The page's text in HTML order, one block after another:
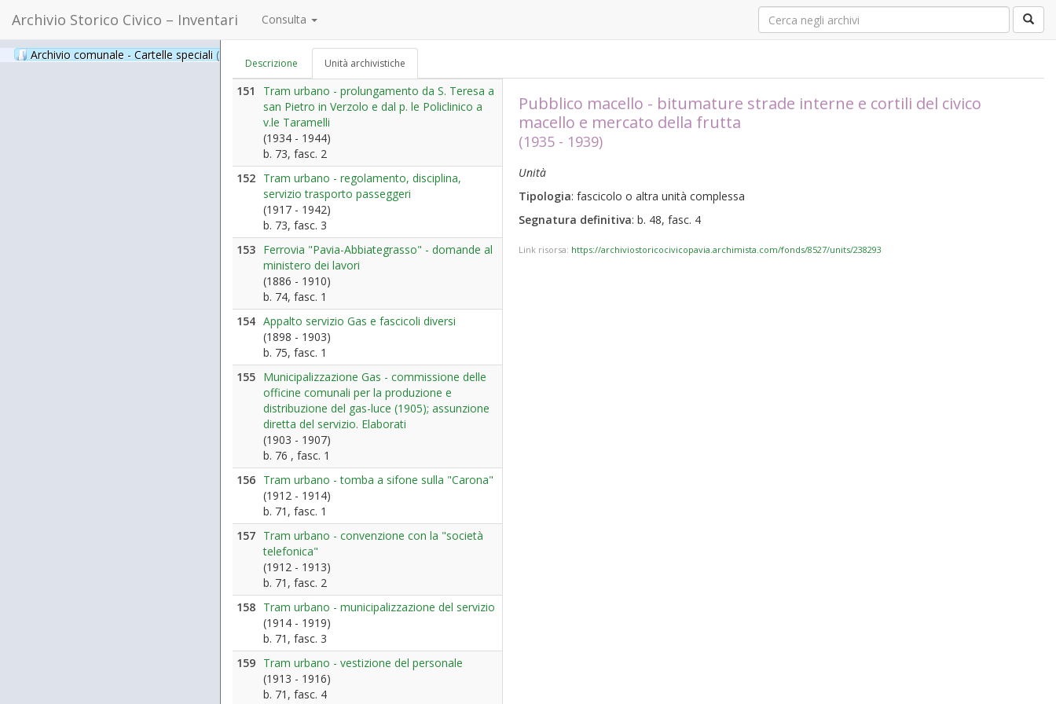
Archivio Storico Civico – Inventari Consulta
Archivio comunale - Cartelle speciali (397)
Descrizione Unità archivistiche
151
Tram urbano - prolungamento da S. Teresa a
san Pietro in Verzolo e dal p. le Policlinico a
v.le Taramelli
(1934 - 1944)
b. 73, fasc. 2
152 Tram urbano - regolamento, disciplina,
servizio trasporto passeggeri
(1917 - 1942)
b. 73, fasc. 3
153 Ferrovia "Pavia-Abbiategrasso" - domande al
ministero dei lavori
(1886 - 1910)
b. 74, fasc. 1
154 Appalto servizio Gas e fascicoli diversi
(1898 - 1903)
b. 75, fasc. 1
155 Municipalizzazione Gas - commissione delle
officine comunali per la produzione e
distribuzione del gas-luce (1905); assunzione
diretta del servizio. Elaborati
(1903 - 1907)
b. 76 , fasc. 1
156 Tram urbano - tomba a sifone sulla "Carona"
(1912 - 1914)
b. 71, fasc. 1
157 Tram urbano - convenzione con la "società
telefonica"
(1912 - 1913)
b. 71, fasc. 2
158 Tram urbano - municipalizzazione del servizio
(1914 - 1919)
b. 71, fasc. 3
159 Tram urbano - vestizione del personale
(1913 - 1916)
b. 71, fasc. 4
Pubblico macello - bitumature strade interne e cortili del civico
macello e mercato della frutta
(1935 - 1939)
Unità
Tipologia: fascicolo o altra unità complessa
Segnatura definitiva: b. 48, fasc. 4
Link risorsa: https://archiviostoricocivicopavia.archimista.com/fonds/8527/units/238293